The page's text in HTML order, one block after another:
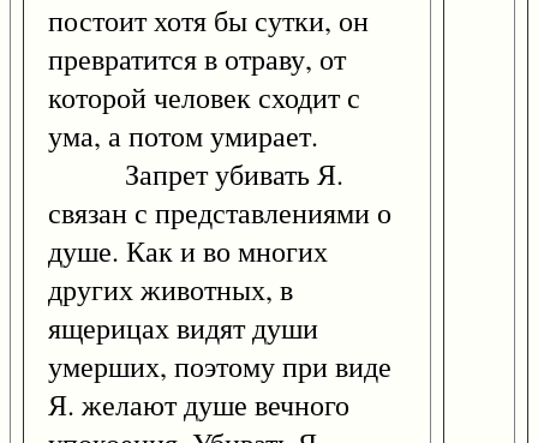
постоит хотя бы сутки, он
превратится в отраву, от
которой человек сходит с
ума, а потом умирает.
Запрет убивать Я.
связан с представлениями о
душе. Как и во многих
других животных, в
ящерицах видят души
умерших, поэтому при виде
Я. желают душе вечного